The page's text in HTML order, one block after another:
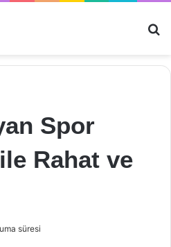
Spor
Rahat ve
süresi